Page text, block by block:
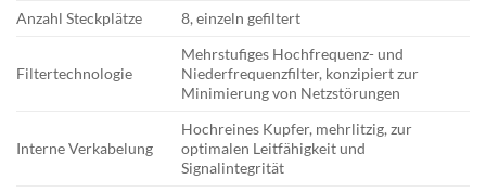
Anzahl Steckplätze
8, einzeln gefiltert
Filtertechnologie
Mehrstufiges Hochfrequenz- und
Niederfrequenzfilter, konzipiert zur
Minimierung von Netzstörungen
Interne Verkabelung
Hochreines Kupfer, mehrlitzig, zur
optimalen Leitfähigkeit und
Signalintegrität